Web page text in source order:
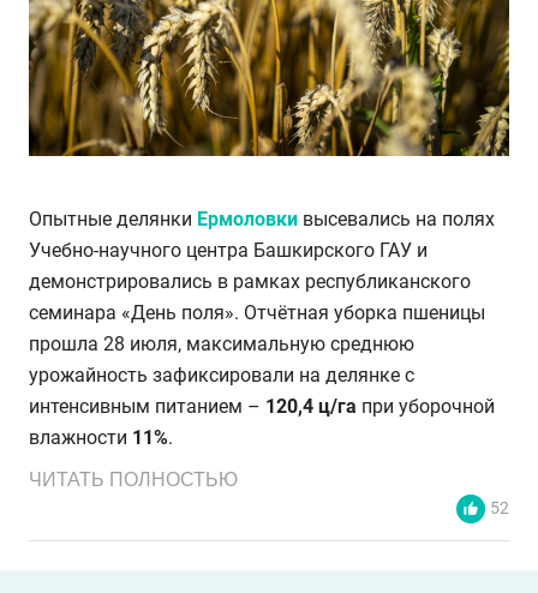
Опытные делянки Ермоловки высевались на полях
Учебно-научного центра Башкирского ГАУ и
демонстрировались в рамках республиканского
семинара «День поля». Отчётная уборка пшеницы
прошла 28 июля, максимальную среднюю
урожайность зафиксировали на делянке с
интенсивным питанием – 120,4 ц/га при уборочной
влажности 11%.
ЧИТАТЬ ПОЛНОСТЬЮ
52